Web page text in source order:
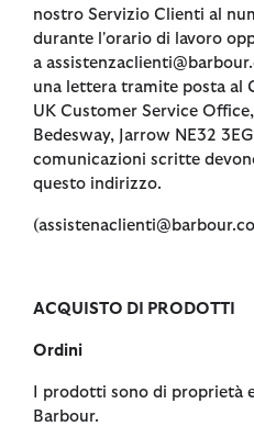
nostro Servizio Clienti al
durante l'orario di lavoro
a
una lettera tramite posta al
UK Customer Service
Bedesway, Jarrow NE32
comunicazioni scritte
questo indirizzo.
ACQUISTO DI PRODOTTI
Ordini
I prodotti sono di proprietà
Barbour.